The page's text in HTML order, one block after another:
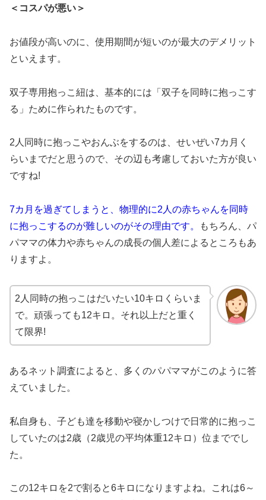
＜ コスパが悪い＞
お値段が高いのに、使用期間が短いのが最大のデメリット
といえます。
双子専用抱っこ紐は、基本的には「双子を同時に抱っこす
る」ために作られたものです。
2人同時に抱っこやおんぶをするのは、 せいぜい7カ月く
らいまでだと思うので、その辺も考慮しておいた方が良い
ですね!
7カ月を過ぎてしまうと、物理的に2人の赤ちゃんを同時
に抱っこするのが難しいのがその理由です。
もちろん、パ
パママの体力や赤ちゃんの成長の個人差によるところもあ
りますよ。
2人同時の抱っこはだいたい10キロくらいま
で。頑張っても12キロ。それ以上だと重く
て限界!
あるネット調査によると、多くのパパママがこのように答
えていました。
私自身も、子ども達を移動や寝かしつけで日常的に抱っこ
していたのは2歳（2歳児の平均体重12キロ）位まででし
た。
この12キロを2で割ると6キロになりますよね。これは6～